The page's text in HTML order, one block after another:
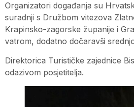
Organizatori događanja su
suradnji s Družbom vitezova
Krapinsko-zagorske županije i
vatrom, dodatno dočaravši
Direktorica Turističke zajednice
odazivom posjetitelja.